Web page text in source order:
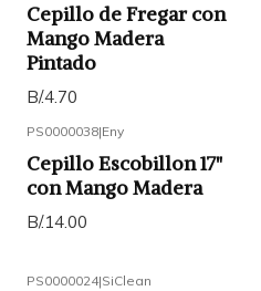
Cepillo de Fregar con
Mango Madera
Pintado
B/.4.70
PS0000038|Eny
Cepillo Escobillon 17"
con Mango Madera
B/.14.00
PS0000024|SiClean